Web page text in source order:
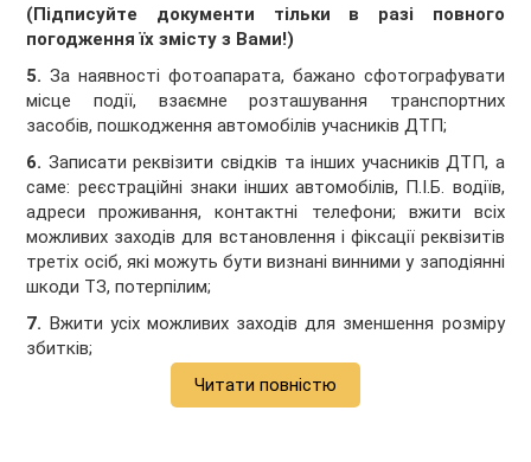
(Підписуйте документи тільки в разі повного
погодження їх змісту з Вами!)
5. За наявності фотоапарата, бажано сфотографувати
місце події, взаємне розташування транспортних
засобів, пошкодження автомобілів учасників ДТП;
6. Записати реквізити свідків та інших учасників ДТП, а
саме: реєстраційні знаки інших автомобілів, П.І.Б. водіїв,
адреси проживання, контактні телефони; вжити всіх
можливих заходів для встановлення і фіксації реквізитів
третіх осіб, які можуть бути визнані винними у заподіянні
шкоди ТЗ, потерпілим;
7. Вжити усіх можливих заходів для зменшення розміру
збитків;
Читати повністю